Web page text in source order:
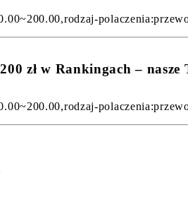
zł w Rankingach – nasze